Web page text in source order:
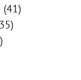
(41)